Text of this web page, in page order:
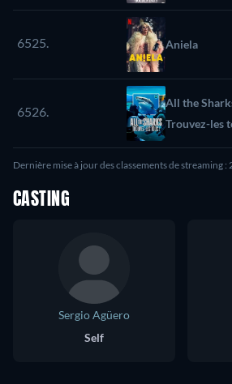
6525. Aniela
6526.
All the
Trouvez-les
Dernière mise à jour des classements de streaming
CASTING
Sergio Agüero
Self